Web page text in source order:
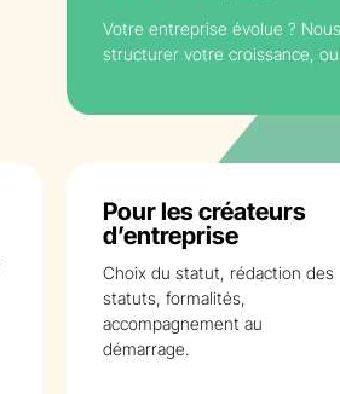
Votre entreprise évolue ?
structurer votre croissance,
Pour les créateurs
d’entreprise
Choix du statut, rédaction des
statuts, formalités,
accompagnement au
démarrage.